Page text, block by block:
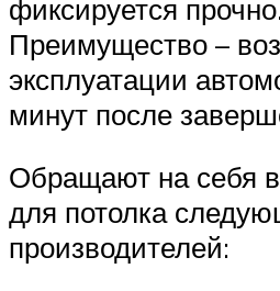
фиксируется
Преимущество –
эксплуатации
минут после
Обращают на себя
для потолка
производителей: